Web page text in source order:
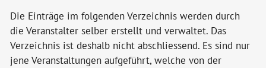
Politik & Verwaltung
Themen & Services
Die Einträge im folgenden Verzeichnis werden durch
die Veranstalter selber erstellt und verwaltet. Das
Verzeichnis ist deshalb nicht abschliessend. Es sind nur
jene Veranstaltungen aufgeführt, welche von der